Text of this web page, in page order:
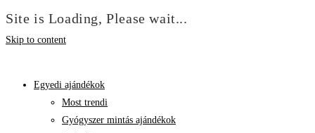
Site is Loading, Please wait...
Skip to content
Egyedi ajándékok
Most trendi
Gyógyszer mintás ajándékok